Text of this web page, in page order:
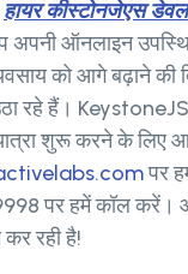
हायर कीस्टोनजेएस
अपनी ऑनलाइन
को आगे बढ़ाने की
रहे हैं।
शुरू करने के लिए
पर
पर हमें कॉल करें।
कर रही है!